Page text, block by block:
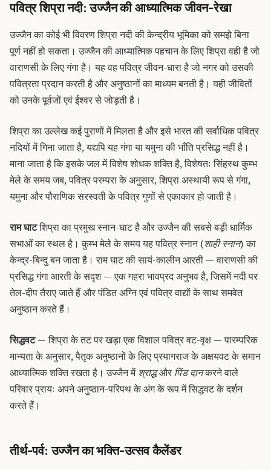
पवित्र शिप्रा नदी: उज्जैन की आध्यात्मिक जीवन-रेखा
उज्जैन का कोई भी विवरणशिप्रा नदीकी केन्द्रीय भूमिका को समझे बिना
पूर्ण नहीं हो सकता। उज्जैन की आध्यात्मिक पहचान के लिए शिप्रा वही है जो
वाराणसी के लिए गंगा है। यह वह पवित्र जीवन-धारा है जो नगर को उसकी
पवित्रता प्रदान करती है और अनुष्ठानों का माध्यम बनती है। यही जीवितों
को उनके पूर्वजों एवं ईश्वर से जोड़ती है।
शिप्रा का उल्लेख कई पुराणों में मिलता है और इसे भारत की सर्वाधिक पवित्र
नदियों में गिना जाता है, यद्यपि यह गंगा या यमुना की भाँति प्रसिद्ध नहीं है।
माना जाता है कि इसके जल में विशेष शोधक शक्ति है, विशेषतः सिंहस्थ कुम्भ
मेले के समय जब, पवित्र परम्परा के अनुसार, शिप्रा अस्थायी रूप से गंगा,
यमुना और पौराणिक सरस्वती के पवित्र गुणों से एकाकार हो जाती है।
राम घाटशिप्रा का प्रमुख स्नान-घाट है और उज्जैन की सबसे बड़ी धार्मिक
सभाओं का स्थल है। कुम्भ मेले के समय यह पवित्र स्नान (शाही स्नान) का
केन्द्र-बिन्दु बन जाता है। राम घाट की सायं-कालीन आरती — वाराणसी की
प्रसिद्ध गंगा आरती के सदृश — एक गहरा भावप्रद अनुभव है, जिसमें नदी पर
तेल-दीप तैराए जाते हैं और पंडित अग्नि एवं पवित्र वाद्यों के साथ समवेत
अनुष्ठान करते हैं।
सिद्धवट— शिप्रा के तट पर खड़ा एक विशाल पवित्र वट-वृक्ष — पारम्परिक
मान्यता के अनुसार, पैतृक अनुष्ठानों के लिए प्रयागराज के अक्षयवट के समान
आध्यात्मिक शक्ति रखता है। उज्जैन मेंश्राद्धऔर पिंड दानकरने वाले
परिवार प्रायः अपने अनुष्ठान-परिपथ के अंग के रूप में सिद्धवट के दर्शन
करते हैं।
तीर्थ-पर्व: उज्जैन का भक्ति-उत्सव कैलेंडर